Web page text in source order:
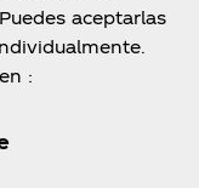
aceptarlas
: